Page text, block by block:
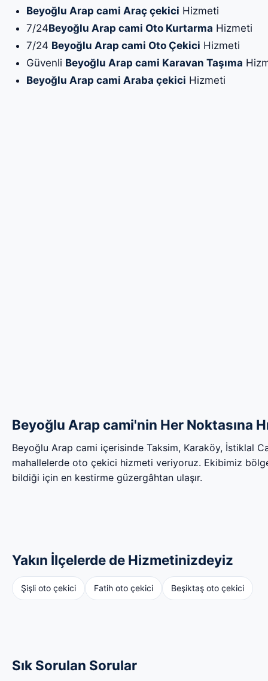
Beyoğlu Arap cami Araç çekici Hizmeti
7/24Beyoğlu Arap cami Oto Kurtarma Hizmeti
7/24 Beyoğlu Arap cami Oto Çekici Hizmeti
Güvenli Beyoğlu Arap cami Karavan Taşıma
Beyoğlu Arap cami Araba çekici Hizmeti
Beyoğlu Arap cami'nin Her Noktasına
Beyoğlu Arap cami içerisinde Taksim, Karaköy, İstiklal
mahallelerde oto çekici hizmeti veriyoruz. Ekibimiz
bildiği için en kestirme güzergâhtan ulaşır.
Yakın İlçelerde de Hizmetinizdeyiz
Şişli oto çekici Fatih oto çekici Beşiktaş oto çekici
Sık Sorulan Sorular